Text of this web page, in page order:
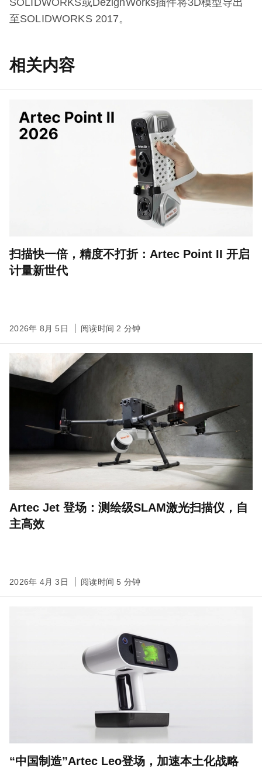
至SOLIDWORKS 2017。
相关内容
扫描快一倍，精度不打折：Artec Point II 开启
计量新世代
2026年 8月 5日 阅读时间 2 分钟
Artec Jet 登场：测绘级SLAM激光扫描仪，自
主高效
2026年 4月 3日 阅读时间 5 分钟
“中国制造”Artec Leo登场，加速本土化战略